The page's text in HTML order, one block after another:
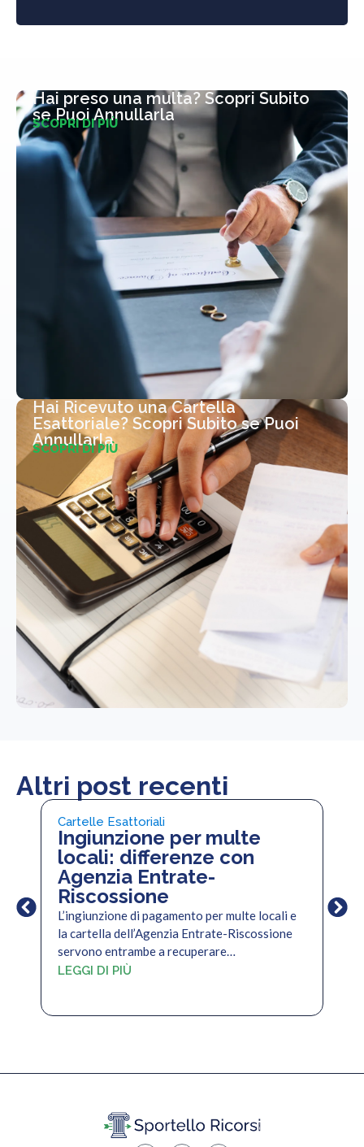
Hai preso una multa? Scopri Subito
se Puoi Annullarla
SCOPRI DI PIÙ
Hai Ricevuto una Cartella
Esattoriale? Scopri Subito se Puoi
Annullarla
SCOPRI DI PIÙ
Altri post recenti
Cartelle Esattoriali
Ingiunzione per multe
locali: differenze con
Agenzia Entrate-
Riscossione
L’ingiunzione di pagamento per multe locali e
la cartella dell’Agenzia Entrate-Riscossione
servono entrambe a recuperare…
LEGGI DI PIÙ
Il
per